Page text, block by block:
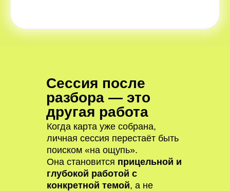
Когда карта уже собрана,
личная сессия перестаёт быть
поиском «на ощупь».
Она становится прицельной и
глубокой работой с
конкретной темой, а не
Сессия после
разбора — это
другая работа